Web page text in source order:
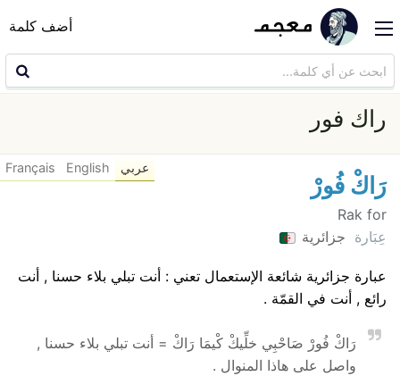
أضف كلمة
راك فور
رَاكْ فُورْ
Rak for
عِبَارة جزائرية
عبارة جزائرية شائعة الإستعمال تعني : أنت تبلي بلاء حسنا , أنت
رائع , أنت في القمّة .
رَاكْ فُورْ صَاحْبِي خلِّيكْ كْيمَا رَاكْ = أنت تبلي بلاء حسنا ,
واصل على هاذا المنوال .
عربي English
Français